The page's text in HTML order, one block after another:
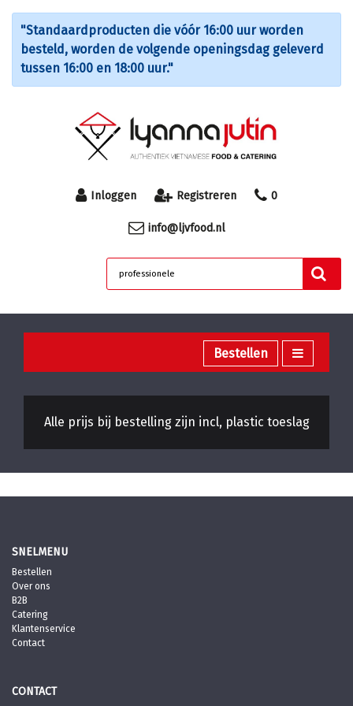
"Standaardproducten die vóór 16:00 uur worden
besteld, worden de volgende openingsdag geleverd
tussen 16:00 en 18:00 uur."
Inloggen Registreren 0
info@ljvfood.nl
Bestellen
Alle prijs bij bestelling zijn incl, plastic toeslag
SNELMENU
Bestellen
Over ons
B2B
Catering
Klantenservice
Contact
CONTACT